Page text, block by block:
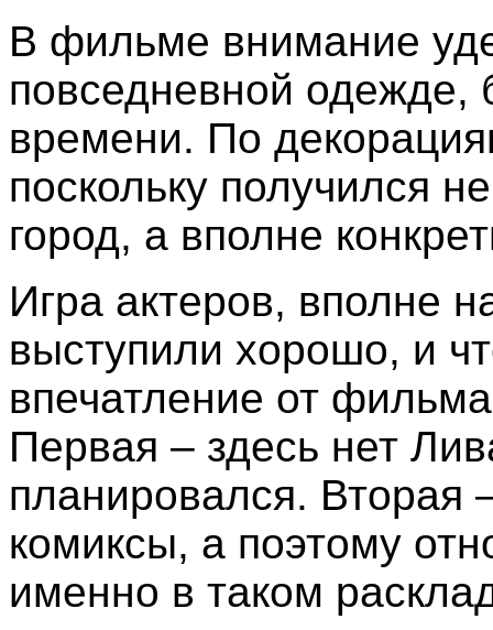
В фильме внимание
повседневной одежде,
времени. По
поскольку получился
город, а вполне
Игра актеров, вполне
выступили хорошо, и
впечатление от
Первая – здесь нет
планировался. Вторая
комиксы, а поэтому
именно в таком